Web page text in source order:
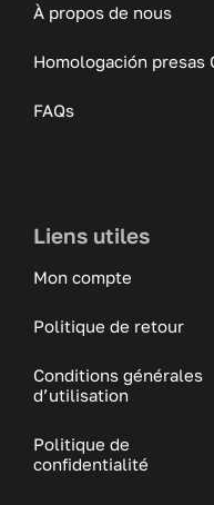
À propos de nous
Homologación presas
FAQs
Liens utiles
Mon compte
Politique de retour
Conditions générales
d’utilisation
Politique de
confidentialité